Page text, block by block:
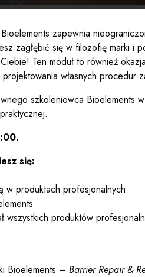
zapewnia
zagłębić się w filozofię marki i
Ten moduł to również
własnych procedur
szkoleniowca Bioelements
się:
w produktach profesjonalnych
wszystkich produktów
Bioelements – Barrier Repair &